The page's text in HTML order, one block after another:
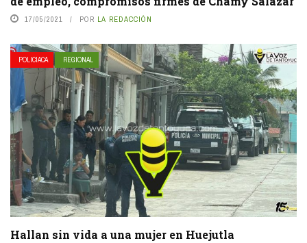
17/05/2021 POR LA REDACCIÓN
POLICIACA REGIONAL
Hallan sin vida a una mujer en Huejutla